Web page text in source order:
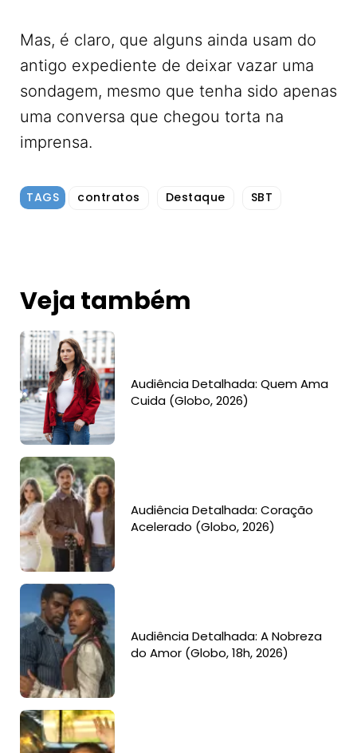
Mas, é claro, que alguns ainda usam do
antigo expediente de deixar vazar uma
sondagem, mesmo que tenha sido apenas
uma conversa que chegou torta na
imprensa.
TAGS contratos Destaque SBT
Veja também
Audiência Detalhada: Quem Ama
Cuida (Globo, 2026)
Audiência Detalhada: Coração
Acelerado (Globo, 2026)
Audiência Detalhada: A Nobreza
do Amor (Globo, 18h, 2026)